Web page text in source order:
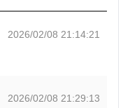
2026/02/08 21:14:21
2026/02/08 21:29:13